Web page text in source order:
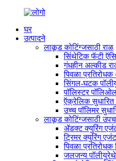
घर
उत्पादने
लाकूड कोटिंग्जसाठी राळ
सिंथेटिक फॅटी
गंधहीन अल्कीड
पिवळा
सिंगल-घटक
पॉलिस्टर
ऍक्रेलिक
उच्च पॉलिमर
लाकूड कोटिंग्जसाठी
ॲडक्ट क्युरिंग
ट्रिमर क्युरिंग एजंट
पिवळा
जलजन्य